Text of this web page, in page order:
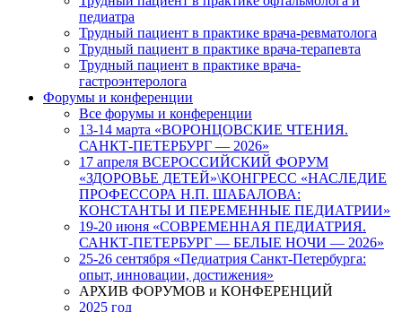
педиатра
Трудный пациент в практике врача-ревматолога
Трудный пациент в практике врача-терапевта
Трудный пациент в практике врача-
гастроэнтеролога
Форумы и конференции
Все форумы и конференции
13-14 марта «ВОРОНЦОВСКИЕ ЧТЕНИЯ.
САНКТ-ПЕТЕРБУРГ — 2026»
17 апреля ВСЕРОССИЙСКИЙ ФОРУМ
«ЗДОРОВЬЕ ДЕТЕЙ»\КОНГРЕСС «НАСЛЕДИЕ
ПРОФЕССОРА Н.П. ШАБАЛОВА:
КОНСТАНТЫ И ПЕРЕМЕННЫЕ ПЕДИАТРИИ»
19-20 июня «СОВРЕМЕННАЯ ПЕДИАТРИЯ.
САНКТ-ПЕТЕРБУРГ — БЕЛЫЕ НОЧИ — 2026»
25-26 сентября «Педиатрия Санкт-Петербурга:
опыт, инновации, достижения»
АРХИВ ФОРУМОВ и КОНФЕРЕНЦИЙ
2025 год